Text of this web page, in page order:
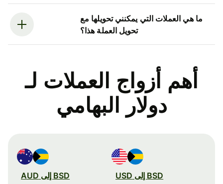
ما هي العملات التي يمكنني تحويلها مع
تحويل العملة هذا؟
أهم أزواج العملات لـ
دولار البهامي
BSD إلى USD BSD إلى AUD